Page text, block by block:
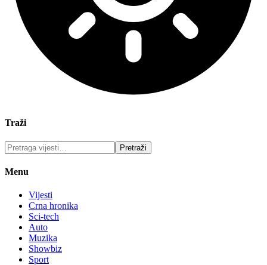
Traži
Menu
Vijesti
Crna hronika
Sci-tech
Auto
Muzika
Showbiz
Sport